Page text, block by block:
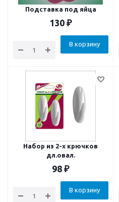
Подставка под яйца
130 ₽
В корзину
Набор из 2-х крючков
дл.овал.
98 ₽
В корзину